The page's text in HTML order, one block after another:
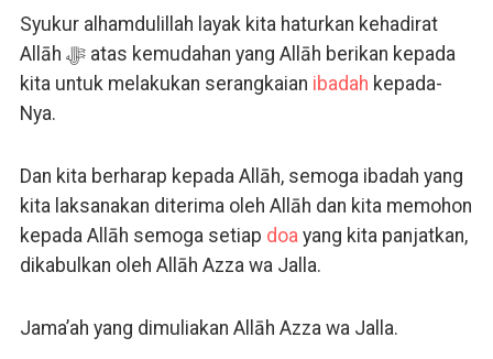
Syukur alhamdulillah layak kita haturkan kehadirat
Allāh ﷻ atas kemudahan yang Allāh berikan kepada
kita untuk melakukan serangkaian ibadah kepada-
Nya.
Dan kita berharap kepada Allāh, semoga ibadah yang
kita laksanakan diterima oleh Allāh dan kita memohon
kepada Allāh semoga setiap doayang kita panjatkan,
dikabulkan oleh Allāh Azza wa Jalla.
Jama’ah yang dimuliakan Allāh Azza wa Jalla.